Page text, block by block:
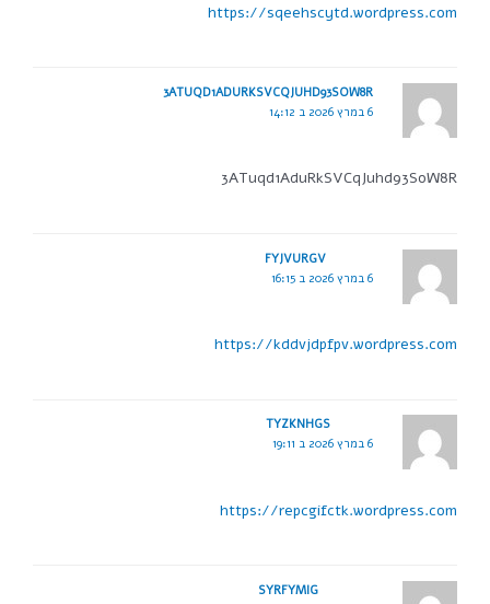
https://sqeehscytd.wordpress.com
3ATUQD1ADURKSVCQJUHD93SOW8R
6 במרץ 2026 ב 14:12
3ATuqd1AduRkSVCqJuhd93SoW8R
FYJVURGV
6 במרץ 2026 ב 16:15
https://kddvjdpfpv.wordpress.com
TYZKNHGS
6 במרץ 2026 ב 19:11
https://repcgifctk.wordpress.com
SYRFYMIG